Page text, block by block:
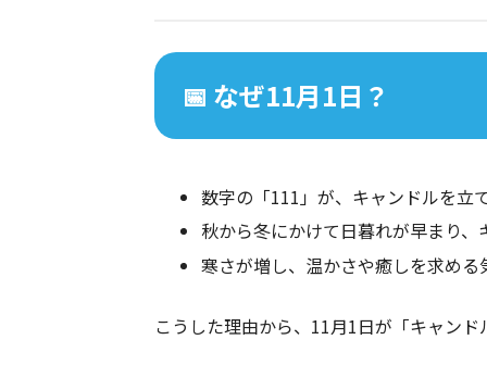
📅 なぜ11月1日？
数字の「111」が、キャンドルを立
秋から冬にかけて日暮れが早まり
寒さが増し、温かさや癒しを求める
こうした理由から、11月1日が「キャン